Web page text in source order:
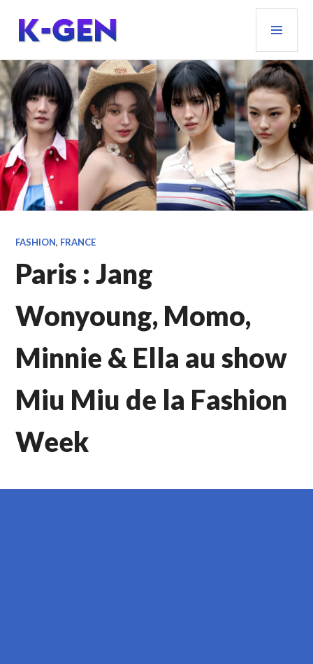
contenu
principal
K-GEN
FASHION, FRANCE
Paris : Jang
Wonyoung, Momo,
Minnie & Ella au show
Miu Miu de la Fashion
Week